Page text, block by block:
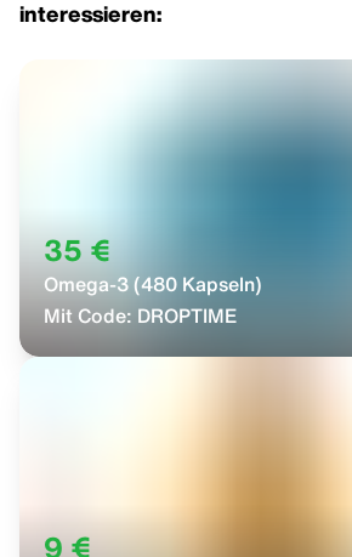
interessieren:
35 €
Omega-3 (480 Kapseln)
Mit Code: DROPTIME
9 €